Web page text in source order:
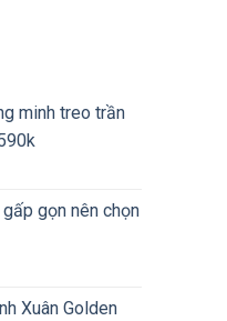
minh treo trần
gọn nên chọn
Xuân Golden